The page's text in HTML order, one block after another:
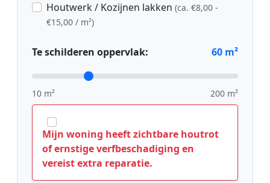
Houtwerk / Kozijnen lakken (ca. €8,00 -
€15,00 / m²)
Te schilderen oppervlak: 60 m²
10 m² 200 m²
Mijn woning heeft zichtbare houtrot
of ernstige verfbeschadiging en
vereist extra reparatie.